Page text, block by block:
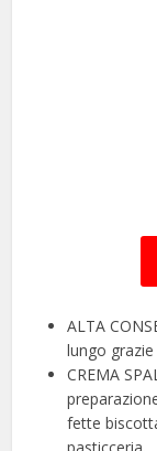
ALTA
lungo
CREMA
fette